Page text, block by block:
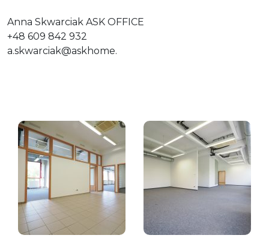
Anna Skwarciak ASK OFFICE
+48 609 842 932
a.skwarciak@askhome.